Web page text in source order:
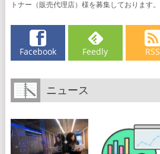
トナー（販売代理店）様を募集しております。
Facebook Feedly RSS
ニュース